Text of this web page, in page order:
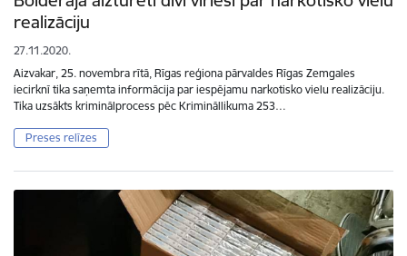
realizāciju
27.11.2020.
Aizvakar, 25. novembra rītā, Rīgas reģiona pārvaldes Rīgas Zemgales
iecirknī tika saņemta informācija par iespējamu narkotisko vielu realizāciju.
Tika uzsākts kriminālprocess pēc Krimināllikuma 253…
Preses relīzes